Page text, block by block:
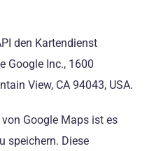
den Kartendienst
Google Inc., 1600
View, CA 94043, USA.
Google Maps ist es
speichern. Diese